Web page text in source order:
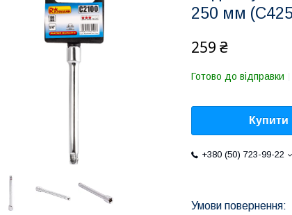
250 мм
259 ₴
Готово до відправки
Купити
+380 (50) 723-99-22